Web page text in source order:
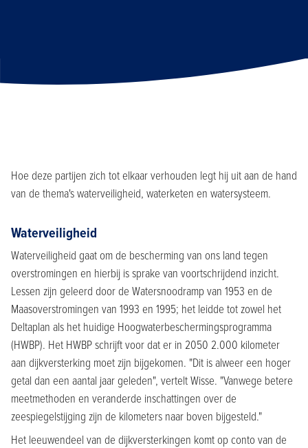
Hoe deze partijen zich tot elkaar verhouden legt hij uit aan de hand
van de thema's waterveiligheid, waterketen en watersysteem.
Waterveiligheid
Waterveiligheid gaat om de bescherming van ons land tegen
overstromingen en hierbij is sprake van voortschrijdend inzicht.
Lessen zijn geleerd door de Watersnoodramp van 1953 en de
Maasoverstromingen van 1993 en 1995; het leidde tot zowel het
Deltaplan als het huidige Hoogwaterbeschermingsprogramma
(HWBP). Het HWBP schrijft voor dat er in 2050 2.000 kilometer
aan dijkversterking moet zijn bijgekomen. "Dit is alweer een hoger
getal dan een aantal jaar geleden", vertelt Wisse. "Vanwege betere
meetmethoden en veranderde inschattingen over de
zeespiegelstijging zijn de kilometers naar boven bijgesteld."
Het leeuwendeel van de dijkversterkingen komt op conto van de